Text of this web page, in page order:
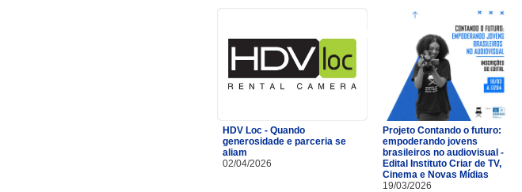
HDV Loc - Quando
generosidade e parceria se
aliam
02/04/2026
Projeto Contando o futuro:
empoderando jovens
brasileiros no audiovisual -
Edital Instituto Criar de TV,
Cinema e Novas Mídias
19/03/2026